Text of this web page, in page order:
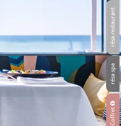
Coffret
résa spa
résa restaurant